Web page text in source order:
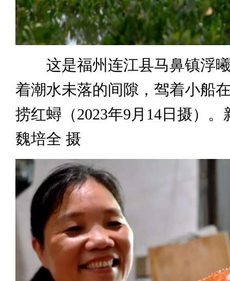
这是福州连江县马鼻镇浮曦
着潮水未落的间隙，驾着小船
捞红蟳（2023年9月14日摄）。
魏培全 摄